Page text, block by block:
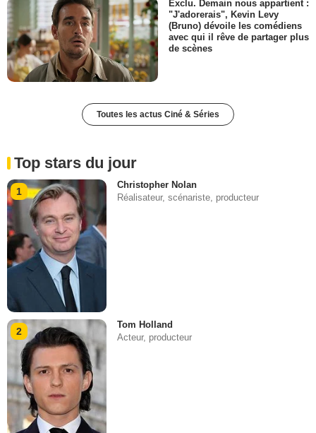
Exclu. Demain nous appartient :
"J'adorerais", Kevin Levy
(Bruno) dévoile les comédiens
avec qui il rêve de partager plus
de scènes
Toutes les actus Ciné & Séries
Top stars du jour
1
Christopher Nolan
Réalisateur, scénariste, producteur
2
Tom Holland
Acteur, producteur